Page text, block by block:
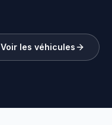
Voir les véhicules